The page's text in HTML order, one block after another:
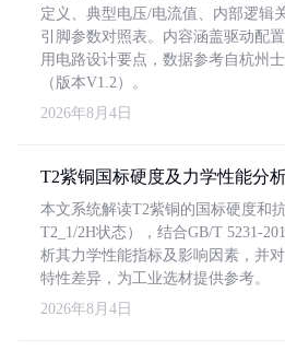
定义、典型电压/电流值、内部逻辑
引脚参数对照表。内容涵盖驱动配
用电路设计要点，数据参考自杭州
（版本V1.2）。
2026年8月4日
T2紫铜国标硬度及力学性能分
本文系统解读T2紫铜的国标硬度和
T2_1/2H状态），结合GB/T 5231-
析其力学性能指标及影响因素，并
特性差异，为工业选材提供参考。
2026年8月4日